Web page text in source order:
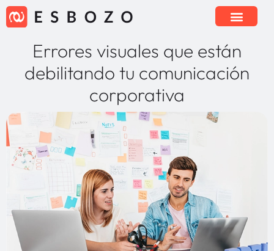
Errores visuales que están
debilitando tu comunicación
corporativa